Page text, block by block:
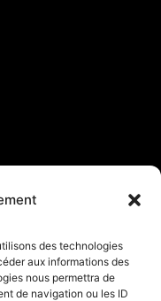
des technologies
aux informations des
nous permettra de
de navigation ou les ID